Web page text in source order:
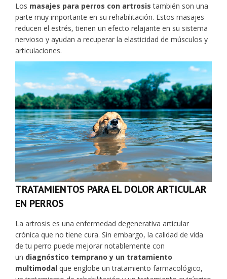
Los masajes para perros con artrosis también son una
parte muy importante en su rehabilitación. Estos masajes
reducen el estrés, tienen un efecto relajante en su sistema
nervioso y ayudan a recuperar la elasticidad de músculos y
articulaciones.
TRATAMIENTOS PARA EL DOLOR ARTICULAR
EN PERROS
La artrosis es una enfermedad degenerativa articular
crónica que no tiene cura. Sin embargo, la calidad de vida
de tu perro puede mejorar notablemente con
un diagnóstico temprano y un tratamiento
multimodal que englobe un tratamiento farmacológico,